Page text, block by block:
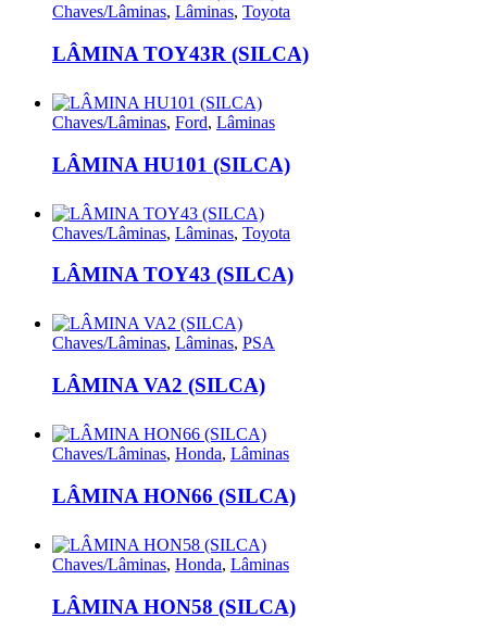
Chaves/Lâminas, Lâminas, Toyota
LÂMINA TOY43R (SILCA)
Chaves/Lâminas, Ford, Lâminas
LÂMINA HU101 (SILCA)
Chaves/Lâminas, Lâminas, Toyota
LÂMINA TOY43 (SILCA)
Chaves/Lâminas, Lâminas, PSA
LÂMINA VA2 (SILCA)
Chaves/Lâminas, Honda, Lâminas
LÂMINA HON66 (SILCA)
Chaves/Lâminas, Honda, Lâminas
LÂMINA HON58 (SILCA)